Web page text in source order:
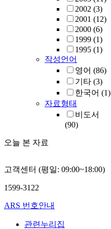
2002 (3)
2001 (12)
2000 (6)
1999 (1)
1995 (1)
작성언어
영어 (86)
기타 (3)
한국어 (1)
자료형태
비도서
(90)
오늘 본 자료
고객센터 (평일: 09:00~18:00)
1599-3122
ARS 번호안내
관련누리집